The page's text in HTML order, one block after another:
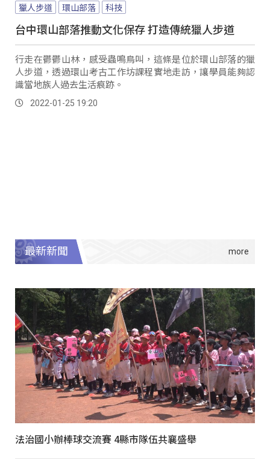
獵人步道
環山部落 科技
台中環山部落推動文化保存 打造傳統獵人步道
行走在鬱鬱山林，感受蟲鳴鳥叫，這條是位於環山部落的獵
人步道，透過環山考古工作坊課程實地走訪，讓學員能夠認
識當地族人過去生活痕跡。
2022-01-25 19:20
最新新聞
法治國小辦棒球交流賽 4縣市隊伍共襄盛舉